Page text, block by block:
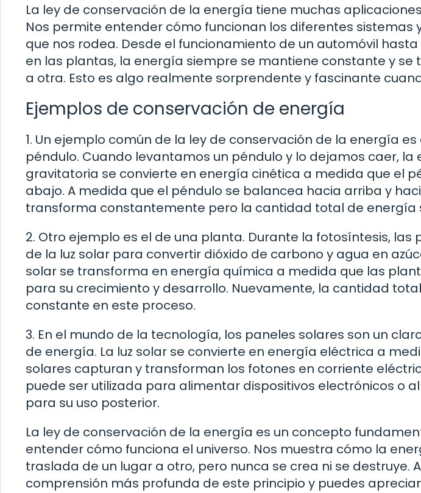
La ley de conservación de la energía tiene muchas
Nos permite entender cómo funcionan los diferentes sistemas
que nos rodea. Desde el funcionamiento de un automóvil
en las plantas, la energía siempre se mantiene constante y
a otra. Esto es algo realmente sorprendente y fascinante
Ejemplos de conservación de energía
1. Un ejemplo común de la ley de conservación de la energía
péndulo. Cuando levantamos un péndulo y lo dejamos caer,
gravitatoria se convierte en energía cinética a medida que el
abajo. A medida que el péndulo se balancea hacia arriba y
transforma constantemente pero la cantidad total de energía
2. Otro ejemplo es el de una planta. Durante la fotosíntesis, las
de la luz solar para convertir dióxido de carbono y agua en
solar se transforma en energía química a medida que las
para su crecimiento y desarrollo. Nuevamente, la cantidad
constante en este proceso.
3. En el mundo de la tecnología, los paneles solares son un
de energía. La luz solar se convierte en energía eléctrica a
solares capturan y transforman los fotones en corriente
puede ser utilizada para alimentar dispositivos electrónicos o
para su uso posterior.
La ley de conservación de la energía es un concepto
entender cómo funciona el universo. Nos muestra cómo la
traslada de un lugar a otro, pero nunca se crea ni se destruye.
comprensión más profunda de este principio y puedes